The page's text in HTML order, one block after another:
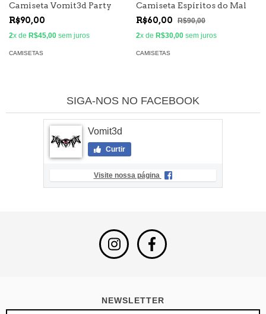
Camiseta Vomit3d Party
R$90,00
2x de R$45,00 sem juros
CAMISETAS
Camiseta Espíritos do Mal
R$60,00
R$90,00
2x de R$30,00 sem juros
CAMISETAS
SIGA-NOS NO FACEBOOK
Vomit3d
Curtir
Visite nossa página
NEWSLETTER